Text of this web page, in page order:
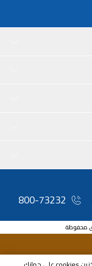
800-73232